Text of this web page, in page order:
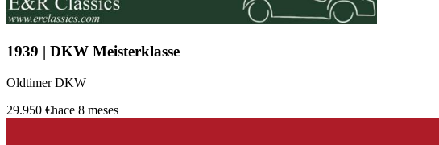
1939 | DKW Meisterklasse
Oldtimer DKW
29.950 €hace 8 meses